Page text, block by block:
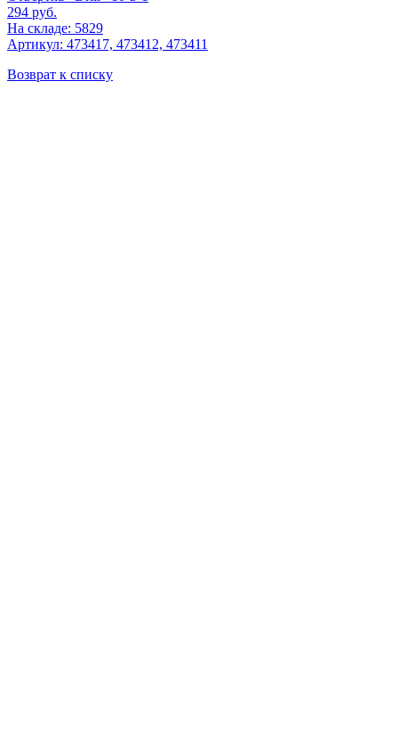
294 руб.
На складе: 5829
Артикул: 473417, 473412, 473411
Возврат к списку